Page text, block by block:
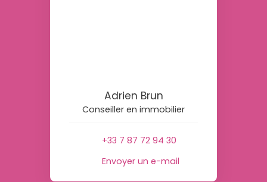
Adrien Brun
Conseiller en immobilier
+33 7 87 72 94 30
Envoyer un e-mail